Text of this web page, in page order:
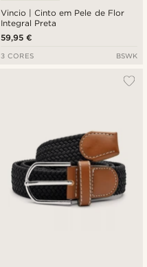
Vincio | Cinto em Pele de Flor
Integral Preta
59,95 €
3 CORES BSWK